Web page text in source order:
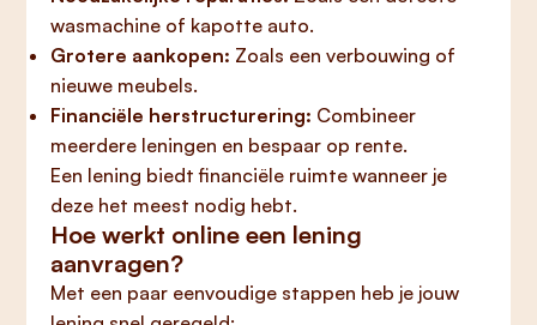
wasmachine of kapotte auto.
Grotere aankopen: Zoals een verbouwing of
nieuwe meubels.
Financiële herstructurering: Combineer
meerdere leningen en bespaar op rente.
Een lening biedt financiële ruimte wanneer je
deze het meest nodig hebt.
Hoe werkt online een lening
aanvragen?
Met een paar eenvoudige stappen heb je jouw